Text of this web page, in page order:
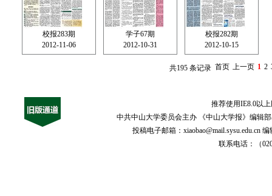
校报283期
2012-11-06
学子67期
2012-10-31
校报282期
2012-10-15
共195 条记录 首页 上一页 1 2
推荐使用IE8.0以
中共中山大学委员会主办 《中山大学报》编辑
投稿电子邮箱：xiaobao@mail.sysu.edu.cn
联系电话：（